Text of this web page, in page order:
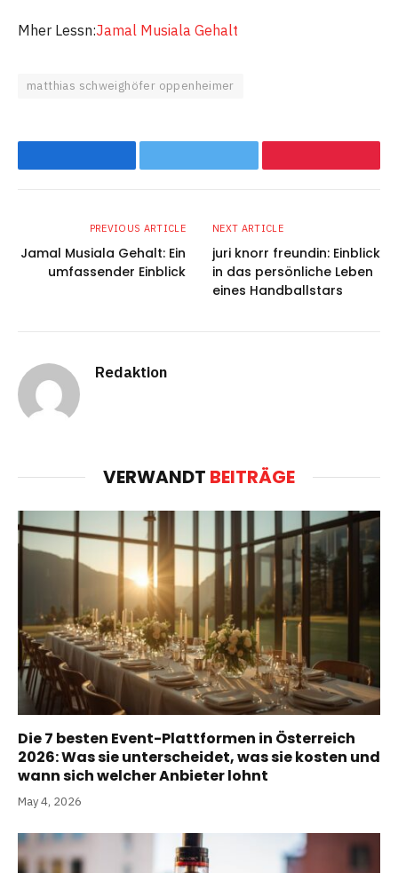
Mher Lessn:Jamal Musiala Gehalt
matthias schweighöfer oppenheimer
Facebook Twitter Pinterest
PREVIOUS ARTICLE
Jamal Musiala Gehalt: Ein
umfassender Einblick
NEXT ARTICLE
juri knorr freundin: Einblick
in das persönliche Leben
eines Handballstars
Redaktion
VERWANDT BEITRÄGE
Die 7 besten Event-Plattformen in Österreich
2026: Was sie unterscheidet, was sie kosten und
wann sich welcher Anbieter lohnt
May 4, 2026